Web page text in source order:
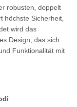
robusten, doppelt
höchste Sicherheit,
wird das
Design, das sich
Funktionalität mit